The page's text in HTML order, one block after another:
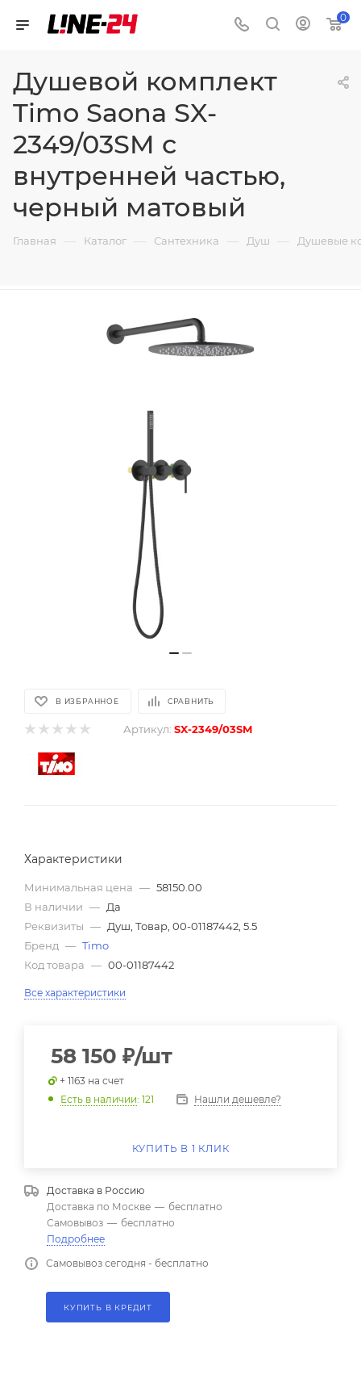
0
Душевой комплект
Timo Saona SX-
2349/03SM с
внутренней частью,
черный матовый
Главная — Каталог — Сантехника — Душ — Душевые
В ИЗБРАННОЕ СРАВНИТЬ
Артикул: SX-2349/03SM
Характеристики
Минимальная цена — 58150.00
В наличии — Да
Реквизиты — Душ, Товар, 00-01187442, 5.5
Бренд — Timo
Код товара — 00-01187442
Все характеристики
58 150 ₽/шт
+ 1163 на счет
Есть в наличии: 121 Нашли дешевле?
КУПИТЬ В 1 КЛИК
Доставка в Россию
Доставка по Москве — бесплатно
Самовывоз — бесплатно
Подробнее
Самовывоз сегодня - бесплатно
КУПИТЬ В КРЕДИТ